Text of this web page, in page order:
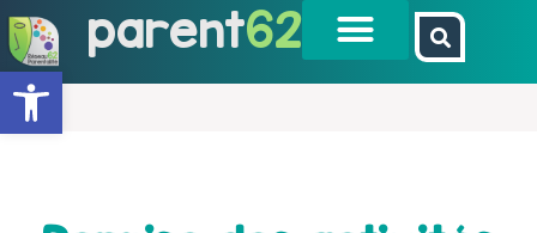
Ouvrir la barre d’outils
parent62